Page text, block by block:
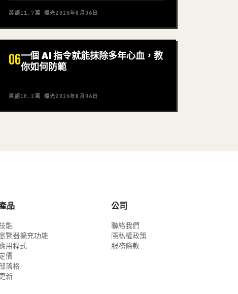
英語11.7萬 曝光2026年8月06日
06一個 AI 指令就能抹除多年心血，教
你如何防範
英語10.2萬 曝光2026年8月06日
品
能
覽器擴充功能
用程式
價
落格
新
公司
聯絡我們
隱私權政策
服務條款